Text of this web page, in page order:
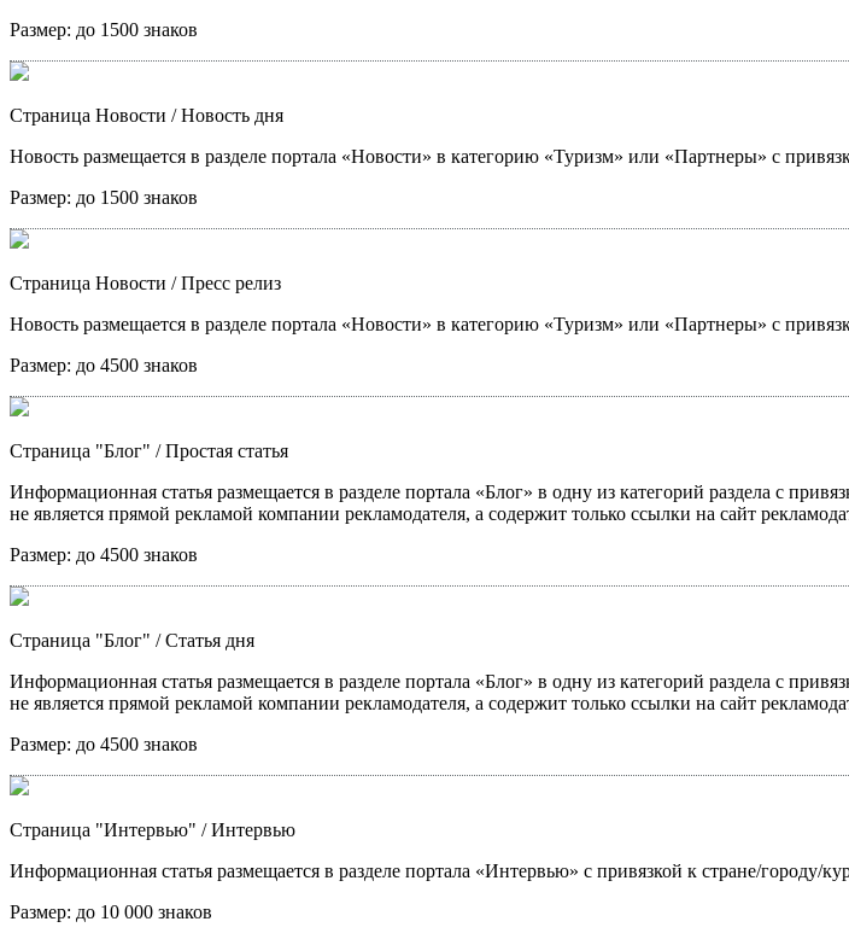
Размер: до 1500 знаков
Страница Новости / Новость дня
Новость размещается в разделе портала «Новости» в категорию «Туризм» или «Партнеры» с
Размер: до 1500 знаков
Страница Новости / Пресс релиз
Новость размещается в разделе портала «Новости» в категорию «Туризм» или «Партнеры» с
Размер: до 4500 знаков
Страница "Блог" / Простая статья
Информационная статья размещается в разделе портала «Блог» в одну из категорий раздела с
не является прямой рекламой компании рекламодателя, а содержит только ссылки на сайт
Размер: до 4500 знаков
Страница "Блог" / Статья дня
Информационная статья размещается в разделе портала «Блог» в одну из категорий раздела с
не является прямой рекламой компании рекламодателя, а содержит только ссылки на сайт
Размер: до 4500 знаков
Страница "Интервью" / Интервью
Информационная статья размещается в разделе портала «Интервью» с привязкой к стране/городу/
Размер: до 10 000 знаков